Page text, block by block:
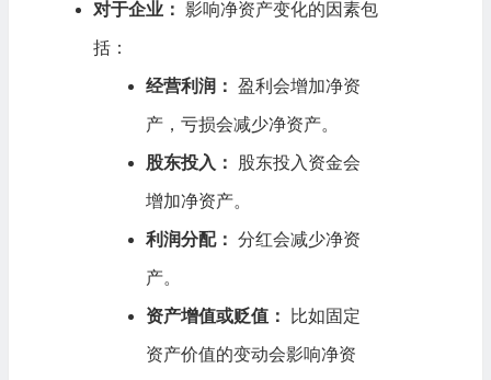
对于企业： 影响净资产变化的因素包
括：
经营利润： 盈利会增加净资
产，亏损会减少净资产。
股东投入： 股东投入资金会
增加净资产。
利润分配： 分红会减少净资
产。
资产增值或贬值： 比如固定
资产价值的变动会影响净资